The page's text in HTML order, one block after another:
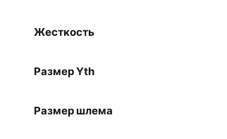
Жесткость
Размер Yth
Размер шлема